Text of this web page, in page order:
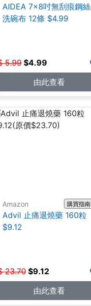
AIDEA 7×8吋無刮痕鋼絲
洗碗布 12條 $4.99
5.99 $4.99
由此查看
Amazon 購買指南
Advil 止痛退燒藥 160粒
$9.12
23.70 $9.12
由此查看